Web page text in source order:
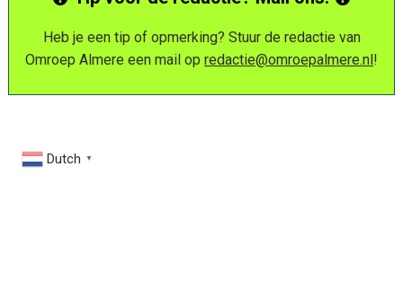
Heb je een tip of opmerking? Stuur de redactie van
Omroep Almere een mail op redactie@omroepalmere.nl!
Dutch ▼